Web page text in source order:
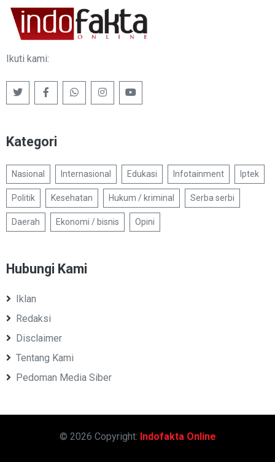
Ikuti kami:
Kategori
Nasional Internasional Edukasi Infotainment Iptek
Politik Kesehatan Hukum / kriminal Serba serbi
Daerah Ekonomi / bisnis Opini
Hubungi Kami
Iklan
Redaksi
Disclaimer
Tentang Kami
Pedoman Media Siber
© 2026 Copyright: Indofakta Online